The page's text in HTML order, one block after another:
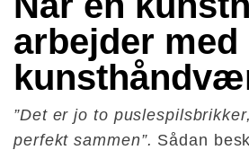
arbejder med
”Det er jo to
perfekt sammen”. Sådan